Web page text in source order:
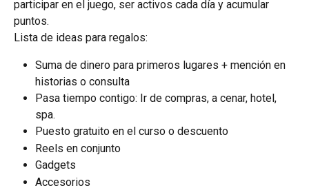
participar en el juego, ser activos cada día y acumular
puntos.
Lista de ideas para regalos:
Suma de dinero para primeros lugares + mención en
historias o consulta
Pasa tiempo contigo: Ir de compras, a cenar, hotel,
spa.
Puesto gratuito en el curso o descuento
Reels en conjunto
Gadgets
Accesorios